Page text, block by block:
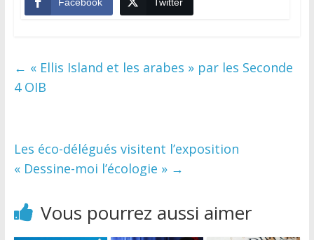
← « Ellis Island et les arabes » par les Seconde
4 OIB
Les éco-délégués visitent l’exposition
« Dessine-moi l’écologie » →
Vous pourrez aussi aimer